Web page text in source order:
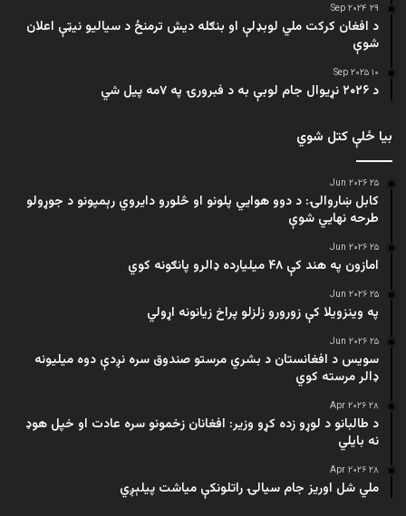
۲۹ Sep ۲۰۲۴
د افغان کرکت ملي لوبډلې او بنګله دیش ترمنځ د سیالیو نیټې اعلان
شوې
۱۰ Sep ۲۰۲۵
د ۲۰۲۶ نړیوال جام لوبې به د فبرورۍ په ۷مه پیل شي
بیا ځلې کتل شوي
۲۵ Jun ۲۰۲۶
کابل ښاروالۍ: د دوو هوايي پلونو او څلورو دایروي رېمپونو د جوړولو
طرحه نهایي شوې
۲۵ Jun ۲۰۲۶
امازون په هند کې ۴۸ میلیارده ډالرو پانګونه کوي
۲۵ Jun ۲۰۲۶
په وینزویلا کې زورورو زلزلو پراخ زیانونه اړولي
۲۵ Jun ۲۰۲۶
سویس د افغانستان د بشري مرستو صندوق سره نږدې دوه میلیونه
ډالر مرسته کوي
۲۸ Apr ۲۰۲۶
د طالبانو د لوړو زده کړو وزیر: افغانان زخمونو سره عادت او خپل هوډ
نه بایلي
۲۸ Apr ۲۰۲۶
ملي شل اوریز جام سیالۍ راتلونکې میاشت پیلېږي